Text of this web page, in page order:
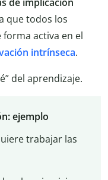
que todos los
activa en el
intrínseca.
del aprendizaje.
ejemplo
trabajar las